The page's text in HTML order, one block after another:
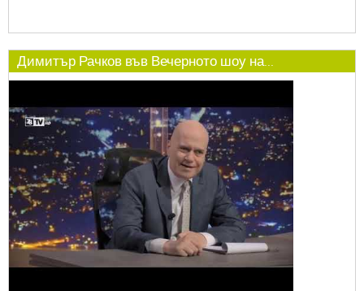
Димитър Рачков във Вечерното шоу на...